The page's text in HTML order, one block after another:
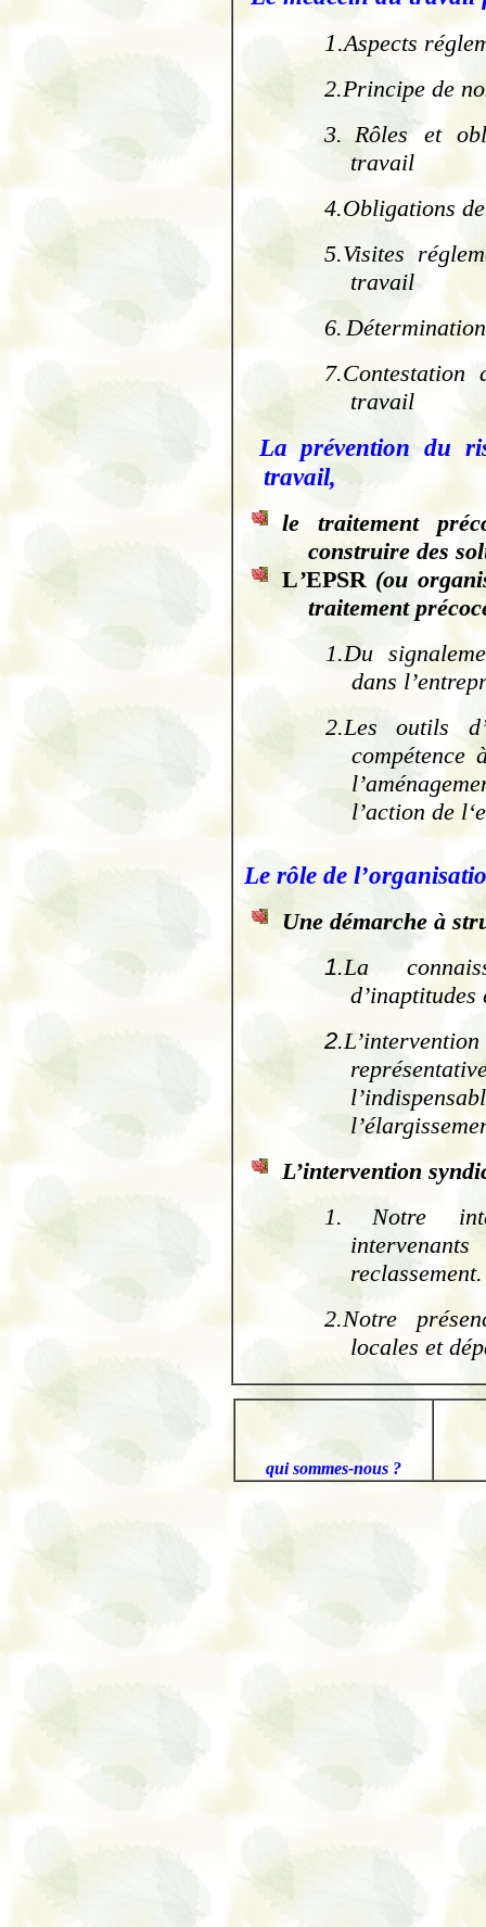
1.Aspects
2.Principe de
3. Rôles et
travail
4.Obligations
5.Visites
travail
6.
7.Contestation
travail
La prévention du
travail,
le traitement
construire des
L’EPSR (ou
traitement
1.Du
dans
2.Les outils
compétence
l’action de
Le rôle de
Une démarche à
1.La
d’inaptitudes
2.
L’intervention
1.
Notre
reclassement.
2.Notre
locales et
qui sommes-nous ?